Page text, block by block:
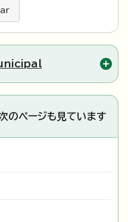
のページも見ています